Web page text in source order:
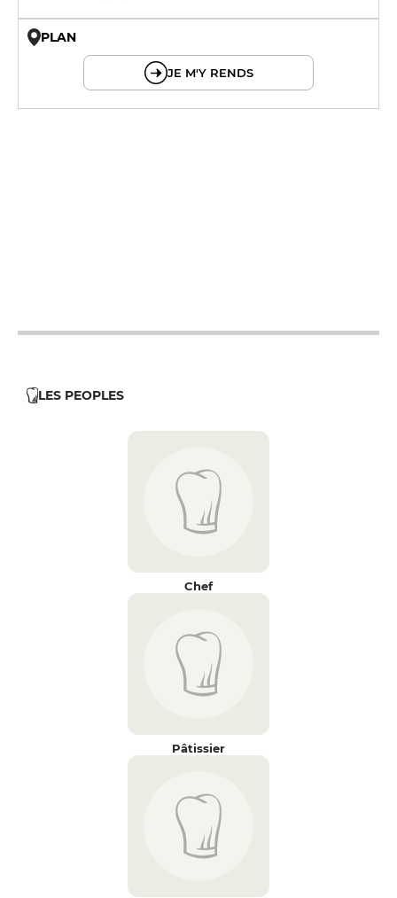
PLAN
JE M'Y RENDS
LES PEOPLES
Chef
Pâtissier